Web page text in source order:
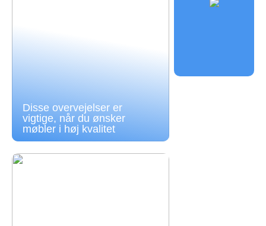
Disse overvejelser er
vigtige, når du ønsker
møbler i høj kvalitet